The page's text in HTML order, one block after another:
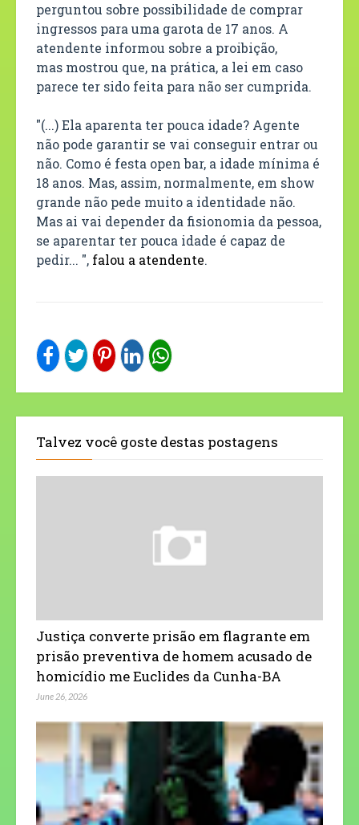
perguntou sobre possibilidade de comprar
ingressos para uma garota de 17 anos. A
atendente informou sobre a proibição,
mas mostrou que, na prática, a lei em caso
parece ter sido feita para não ser cumprida.
"(...) Ela aparenta ter pouca idade? Agente
não pode garantir se vai conseguir entrar ou
não. Como é festa open bar, a idade mínima é
18 anos. Mas, assim, normalmente, em show
grande não pede muito a identidade não.
Mas ai vai depender da fisionomia da pessoa,
se aparentar ter pouca idade é capaz de
pedir... ", falou a atendente.
Talvez você goste destas postagens
Justiça converte prisão em flagrante em
prisão preventiva de homem acusado de
homicídio me Euclides da Cunha-BA
June 26, 2026